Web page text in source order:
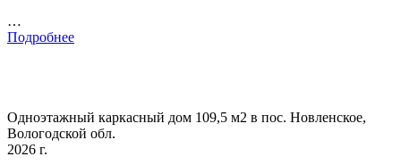
…
Подробнее
Одноэтажный каркасный дом 109,5 м2 в пос. Новленское,
Вологодской обл.
2026 г.